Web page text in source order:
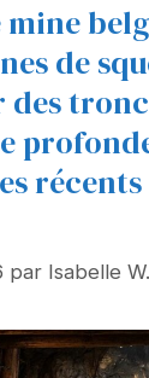
mine
de
par Isabelle W.